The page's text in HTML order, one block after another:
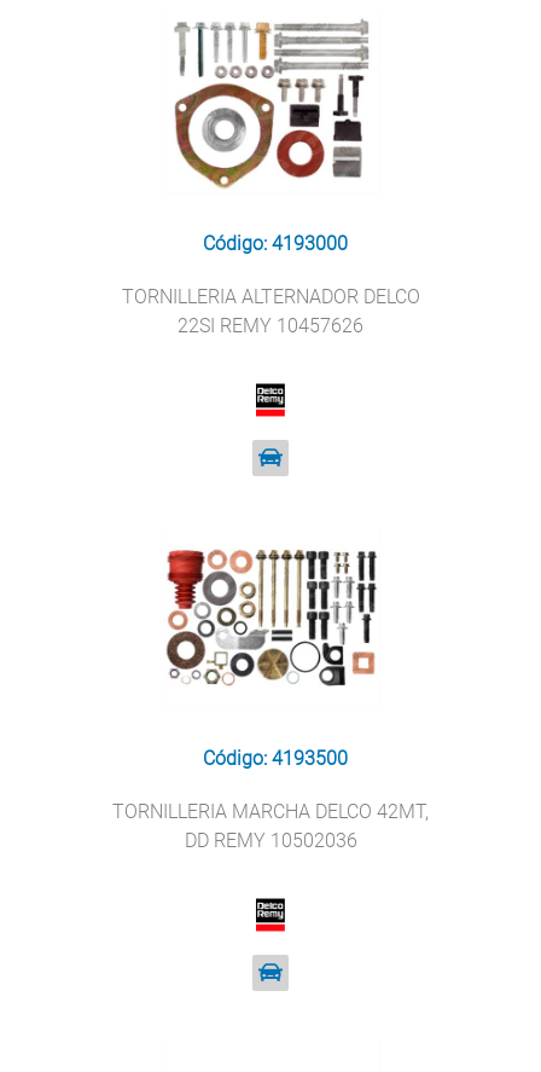
Código: 4193000
TORNILLERIA ALTERNADOR DELCO
22SI REMY 10457626
Código: 4193500
TORNILLERIA MARCHA DELCO 42MT,
DD REMY 10502036